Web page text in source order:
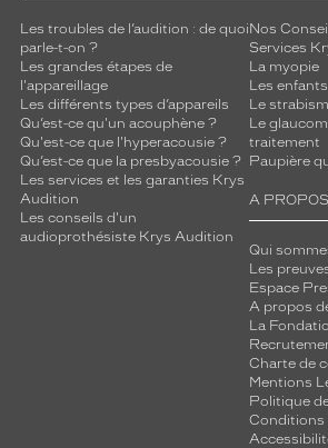
Les troubles de l’audition : de quoi
parle-t-on ?
Les grandes étapes de
l'appareillage
Les différents types d’appareils
Qu’est-ce qu'un acouphène ?
Qu'est-ce que l'hyperacousie ?
Qu’est-ce que la presbyacousie ?
Les services et les garanties Krys
Audition
Les conseils d'un
audioprothésiste Krys Audition
Nos
Services
La myopie
Les
Le
Le
traitement
Paupière
A
Qui
Les
Espace
A propos
La
Charte de
Mentions
Politique
Conditions